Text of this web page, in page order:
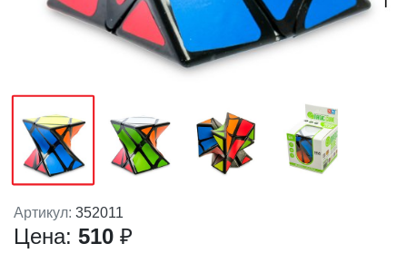
Артикул: 352011
Цена: 510 ₽